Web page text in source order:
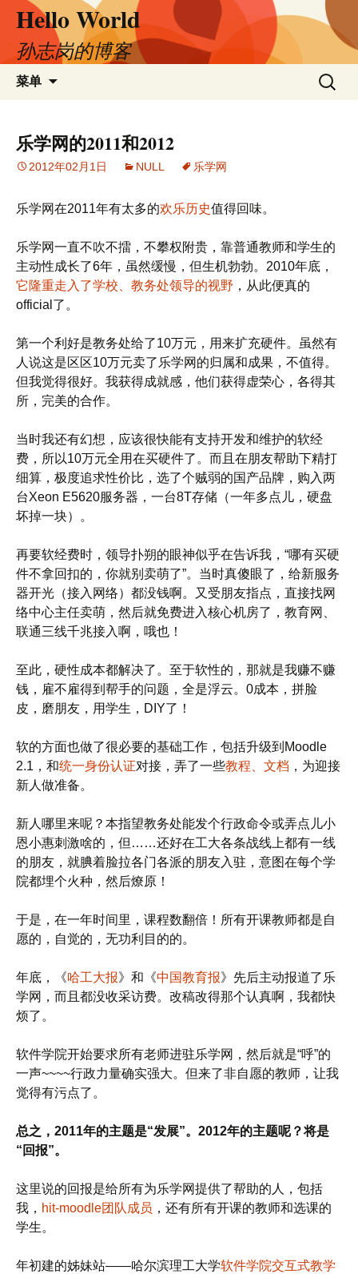
文
Hello World
孙志岗的博客
菜单
搜
索：
乐学网的2011和2012
2012年02月1日 NULL 乐学网
乐学网在2011年有太多的欢乐历史值得回味。
乐学网一直不吹不擂，不攀权附贵，靠普通教师和学生的
主动性成长了6年，虽然缓慢，但生机勃勃。2010年底，
它隆重走入了学校、教务处领导的视野 ，从此便真的
official了。
第一个利好是教务处给了10万元，用来扩充硬件。虽然有
人说这是区区10万元卖了乐学网的归属和成果，不值得。
但我觉得很好。我获得成就感，他们获得虚荣心，各得其
所，完美的合作。
当时我还有幻想，应该很快能有支持开发和维护的软经
费，所以10万元全用在买硬件了。而且在朋友帮助下精打
细算，极度追求性价比，选了个贼弱的国产品牌，购入两
台Xeon E5620服务器，一台8T存储（一年多点儿，硬盘
坏掉一块）。
再要软经费时，领导扑朔的眼神似乎在告诉我，“哪有买硬
件不拿回扣的，你就别卖萌了”。当时真傻眼了，给新服务
器开光（接入网络）都没钱啊。又受朋友指点，直接找网
络中心主任卖萌，然后就免费进入核心机房了，教育网、
联通三线千兆接入啊，哦也！
至此，硬性成本都解决了。至于软性的，那就是我赚不赚
钱，雇不雇得到帮手的问题，全是浮云。0成本，拼脸
皮，磨朋友，用学生，DIY了！
软的方面也做了很必要的基础工作，包括升级到Moodle
2.1，和统一身份认证对接，弄了一些教程、文档 ，为迎接
新人做准备。
新人哪里来呢？本指望教务处能发个行政命令或弄点儿小
恩小惠刺激啥的，但……还好在工大各条战线上都有一线
的朋友，就腆着脸拉各门各派的朋友入驻，意图在每个学
院都埋个火种，然后燎原！
于是，在一年时间里，课程数翻倍！所有开课教师都是自
愿的，自觉的，无功利目的的。
年底，《哈工大报》和《中国教育报》先后主动报道了乐
学网，而且都没收采访费。改稿改得那个认真啊，我都快
烦了。
软件学院开始要求所有老师进驻乐学网，然后就是“呼”的
一声~~~~行政力量确实强大。但来了非自愿的教师，让我
觉得有污点了。
总之，2011年的主题是“发展”。2012年的主题呢？将是
“回报”。
这里说的回报是给所有为乐学网提供了帮助的人，包括
我， hit-moodle团队成员 ，还有所有开课的教师和选课的
学生。
年初建的姊妹站——哈尔滨理工大学软件学院交互式教学